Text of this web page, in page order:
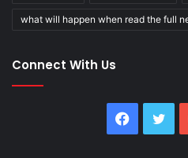
what will happen when read the full
Connect With Us